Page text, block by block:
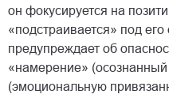
он фокусируется на
«подстраивается» под
предупреждает об
«намерение»
(эмоциональную